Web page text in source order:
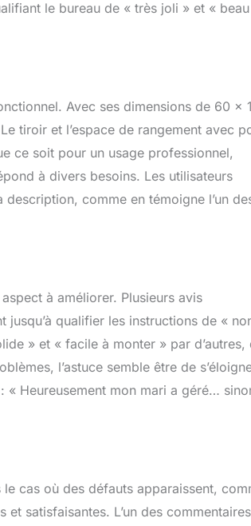
le bureau de « très joli » et « beau
Avec ses dimensions de 60 x
tiroir et l’espace de rangement avec
ce soit pour un usage professionnel,
à divers besoins. Les utilisateurs
comme en témoigne l’un
à améliorer. Plusieurs avis
jusqu’à qualifier les instructions de «
» et « facile à monter » par d’autres,
l’astuce semble être de
Heureusement mon mari a géré…
cas où des défauts apparaissent,
satisfaisantes. L’un des